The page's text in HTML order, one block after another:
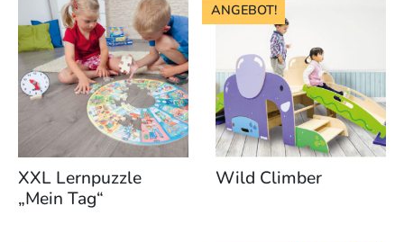
XXL Lernpuzzle
„Mein Tag“
ANGEBOT!
Wild Climber